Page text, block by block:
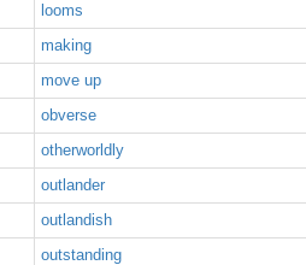
looms
making
move up
obverse
otherworldly
outlander
outlandish
outstanding